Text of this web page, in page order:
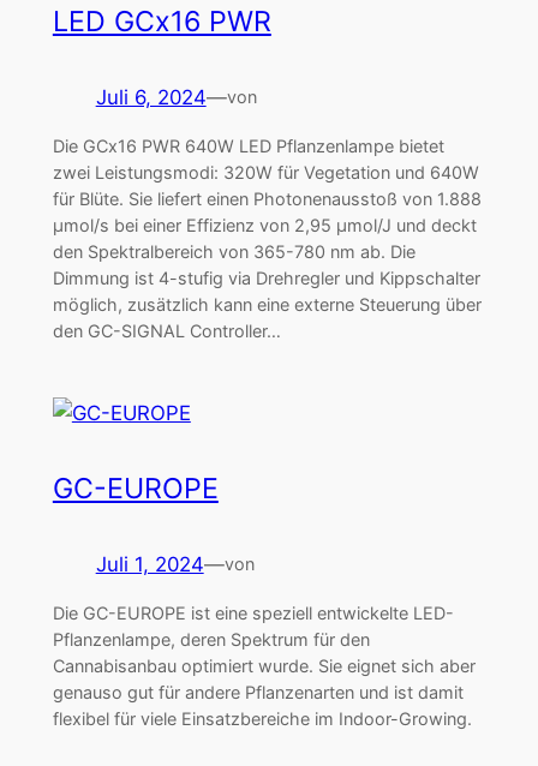
LED GCx16 PWR
Juli 6, 2024—von
Die GCx16 PWR 640W LED Pflanzenlampe bietet
zwei Leistungsmodi: 320W für Vegetation und 640W
für Blüte. Sie liefert einen Photonenausstoß von 1.888
μmol/s bei einer Effizienz von 2,95 μmol/J und deckt
den Spektralbereich von 365-780 nm ab. Die
Dimmung ist 4-stufig via Drehregler und Kippschalter
möglich, zusätzlich kann eine externe Steuerung über
den GC-SIGNAL Controller…
GC-EUROPE
Juli 1, 2024—von
Die GC-EUROPE ist eine speziell entwickelte LED-
Pflanzenlampe, deren Spektrum für den
Cannabisanbau optimiert wurde. Sie eignet sich aber
genauso gut für andere Pflanzenarten und ist damit
flexibel für viele Einsatzbereiche im Indoor-Growing.